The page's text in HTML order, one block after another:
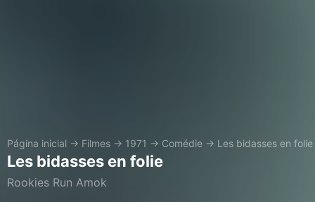
Página inicial → Filmes → 1971 → Comédie → Les bidasses en folie
Les bidasses en folie
Rookies Run Amok